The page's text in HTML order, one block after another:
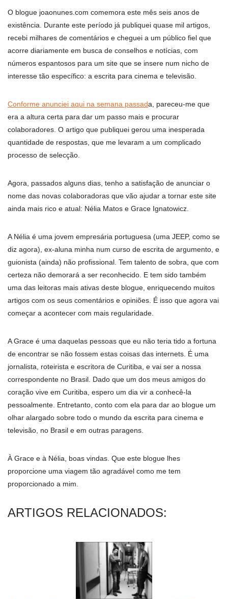
O blogue joaonunes.com comemora este mês seis anos de
existência. Durante este período já publiquei quase mil artigos,
recebi milhares de comentários e cheguei a um público fiel que
acorre diariamente em busca de conselhos e notícias, com
números espantosos para um site que se insere num nicho de
interesse tão específico: a escrita para cinema e televisão.
Conforme anunciei aqui na semana passada, pareceu-me que
era a altura certa para dar um passo mais e procurar
colaboradores. O artigo que publiquei gerou uma inesperada
quantidade de respostas, que me levaram a um complicado
processo de selecção.
Agora, passados alguns dias, tenho a satisfação de anunciar o
nome das novas colaboradoras que vão ajudar a tornar este site
ainda mais rico e atual: Nélia Matos e Grace Ignatowicz.
A Nélia é uma jovem empresária portuguesa (uma JEEP, como se
diz agora), ex-aluna minha num curso de escrita de argumento, e
guionista (ainda) não profissional. Tem talento de sobra, que com
certeza não demorará a ser reconhecido. E tem sido também
uma das leitoras mais ativas deste blogue, enriquecendo muitos
artigos com os seus comentários e opiniões. É isso que agora vai
começar a acontecer com mais regularidade.
A Grace é uma daquelas pessoas que eu não teria tido a fortuna
de encontrar se não fossem estas coisas das internets. É uma
jornalista, roteirista e escritora de Curitiba, e vai ser a nossa
correspondente no Brasil. Dado que um dos meus amigos do
coração vive em Curitiba, espero um dia vir a conhecê-la
pessoalmente. Entretanto, conto com ela para dar ao blogue um
olhar alargado sobre todo o mundo da escrita para cinema e
televisão, no Brasil e em outras paragens.
À Grace e à Nélia, boas vindas. Que este blogue lhes
proporcione uma viagem tão agradável como me tem
proporcionado a mim.
ARTIGOS RELACIONADOS: